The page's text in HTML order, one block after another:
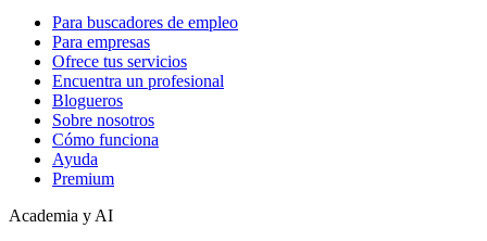
Para buscadores de empleo
Para empresas
Ofrece tus servicios
Encuentra un profesional
Blogueros
Sobre nosotros
Cómo funciona
Ayuda
Premium
Academia y AI